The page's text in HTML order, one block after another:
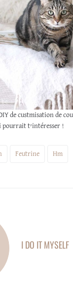
de custmisation de
pourrait t’intéresser !
Feutrine Hm
I DO IT MYSELF